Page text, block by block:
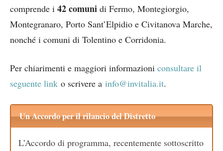
comprende i 42 comuni di Fermo, Montegiorgio,
Montegranaro, Porto Sant’Elpidio e Civitanova Marche,
nonché i comuni di Tolentino e Corridonia.
Per chiarimenti e maggiori informazioni consultare il
seguente link o scrivere a info@invitalia.it.
Un Accordo per il rilancio del Distretto
L’Accordo di programma, recentemente sottoscritto